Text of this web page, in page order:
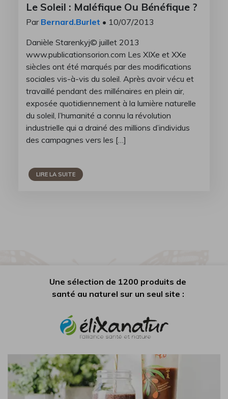
Le Soleil : Maléfique Ou Bénéfique ?
Par Bernard.Burlet • 10/07/2013
Danièle Starenkyj© juillet 2013
www.publicationsorion.com Les XIXe et XXe
siècles ont été marqués par des modifications
sociales vis-à-vis du soleil. Après avoir vécu et
travaillé pendant des millénaires en plein air,
exposée quotidiennement à la lumière naturelle
du soleil, l’humanité a connu la révolution
industrielle qui a drainé des millions d’individus
des campagnes vers les […]
LIRE LA SUITE
Une sélection de 1200 produits de
santé au naturel sur un seul site :